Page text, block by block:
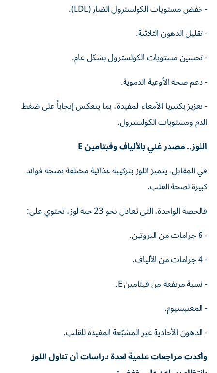
- خفض مستويات الكولسترول الضار (LDL).
- تقليل الدهون الثلاثية.
- تحسين مستويات الكولسترول بشكل عام.
- دعم صحة الأوعية الدموية.
- تعزيز بكتيريا الأمعاء المفيدة، بما ينعكس إيجاباً على ضغط
الدم ومستويات الكولسترول.
اللوز.. مصدر غني بالألياف وفيتامين E
في المقابل، يتميز اللوز بتركيبة غذائية مختلفة تمنحه فوائد
كبيرة لصحة القلب.
فالحصة الواحدة، التي تعادل نحو 23 حبة لوز، تحتوي على:
- 6 جرامات من البروتين.
- 4 جرامات من الألياف.
- نسبة مرتفعة من فيتامين E.
- المغنيسيوم.
- الدهون الأحادية غير المشبّعة المفيدة للقلب.
وأكدت مراجعات علمية لعدة دراسات أن تناول اللوز